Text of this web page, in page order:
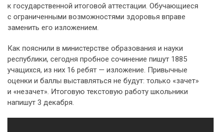
к государственной итоговой аттестации. Обучающиеся
с ограниченными возможностями здоровья вправе
заменить его изложением.
Как пояснили в министерстве образования и науки
республики, сегодня пробное сочинение пишут 1885
учащихся, из них 16 ребят — изложение. Привычные
оценки и баллы выставляться не будут: только «зачет»
и «незачет». Итоговую текстовую работу школьники
напишут 3 декабря.